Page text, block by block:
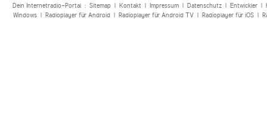
Dein Internetradio-Portal : Sitemap| Kontakt| Impressum| Datenschutz| Entwickler|
Windows| Radioplayer für Android| Radioplayer für Android TV| Radioplayer für iOS|